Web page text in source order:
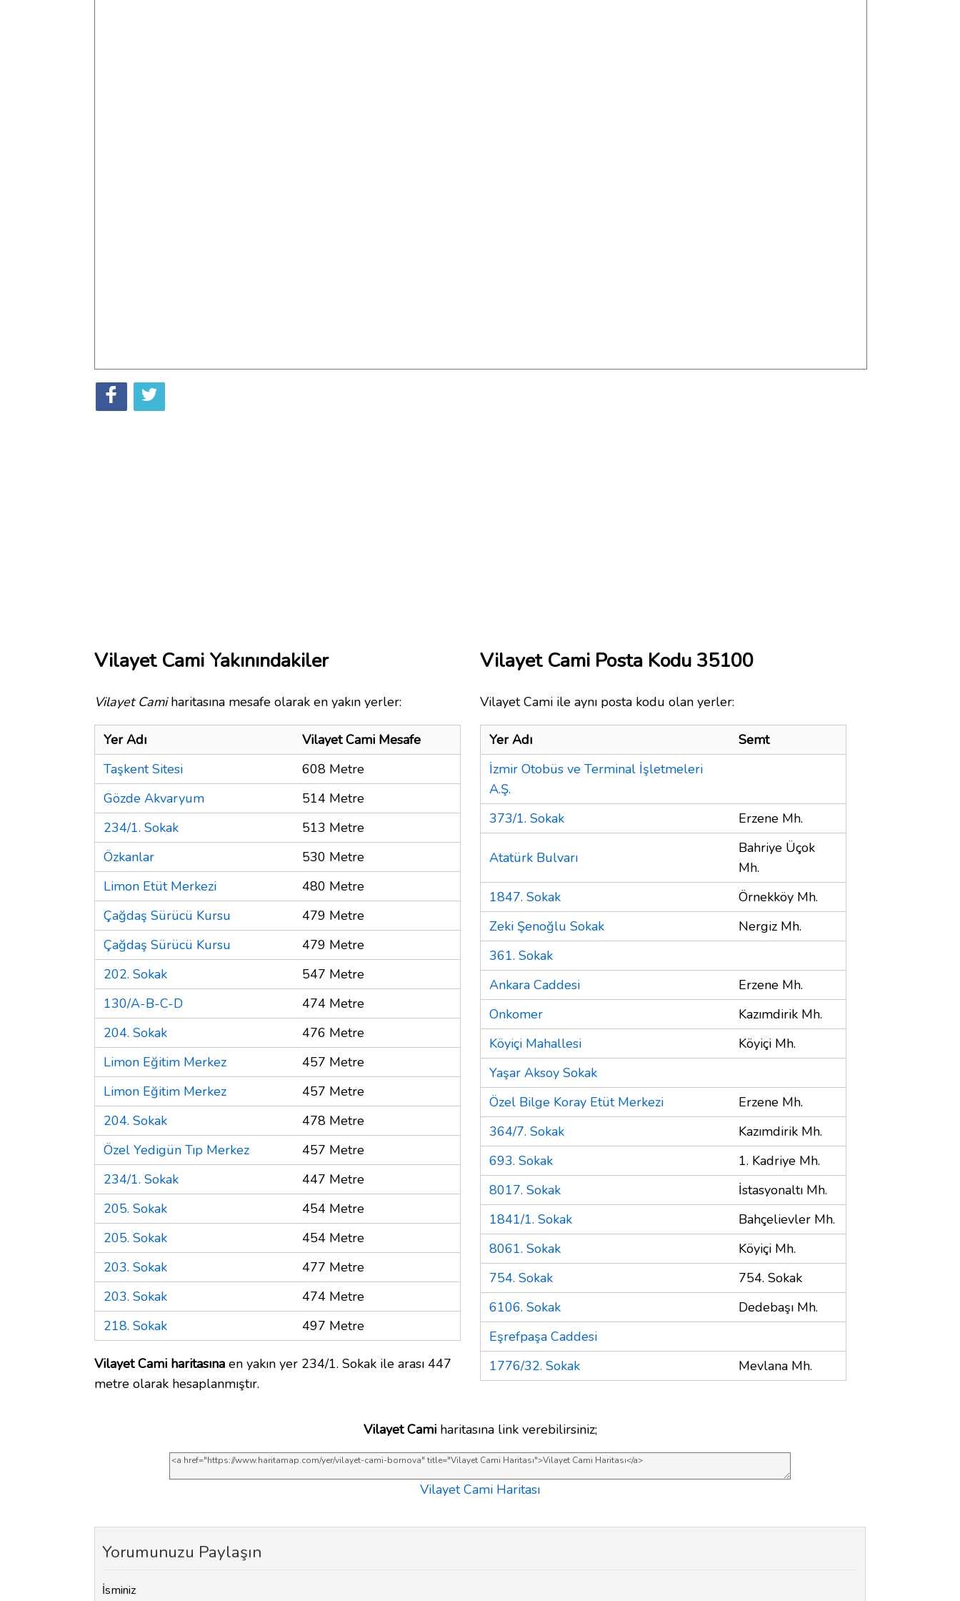
Vilayet Cami Yakınındakiler
Vilayet Camiharitasına mesafe olarak en yakın yerler:
Yer Adı
Vilayet Cami Mesafe
Taşkent Sitesi
608 Metre
Gözde Akvaryum
514 Metre
234/1. Sokak
513 Metre
Özkanlar
530 Metre
Limon Etüt Merkezi
480 Metre
Çağdaş Sürücü Kursu
479 Metre
Çağdaş Sürücü Kursu
479 Metre
202. Sokak
547 Metre
130/A-B-C-D
474 Metre
204. Sokak
476 Metre
Limon Eğitim Merkez
457 Metre
Limon Eğitim Merkez
457 Metre
204. Sokak
478 Metre
Özel Yedigün Tıp Merkez
457 Metre
234/1. Sokak
447 Metre
205. Sokak
454 Metre
205. Sokak
454 Metre
203. Sokak
477 Metre
203. Sokak
474 Metre
218. Sokak
497 Metre
Vilayet Cami haritasına en yakın yer 234/1. Sokak ile arası 447
metre olarak hesaplanmıştır.
Vilayet Cami Posta Kodu 35100
Vilayet Cami ile aynı posta kodu olan yerler:
Yer Adı
Semt
İzmir Otobüs ve Terminal İşletmeleri
A.Ş.
373/1. Sokak
Erzene Mh.
Atatürk Bulvarı
Bahriye Üçok
Mh.
1847. Sokak
Örnekköy Mh.
Zeki Şenoğlu Sokak
Nergiz Mh.
361. Sokak
Ankara Caddesi
Erzene Mh.
Onkomer
Kazımdirik Mh.
Köyiçi Mahallesi
Köyiçi Mh.
Yaşar Aksoy Sokak
Özel Bilge Koray Etüt Merkezi
Erzene Mh.
364/7. Sokak
Kazımdirik Mh.
693. Sokak
1. Kadriye Mh.
8017. Sokak
İstasyonaltı Mh.
1841/1. Sokak
Bahçelievler Mh.
8061. Sokak
Köyiçi Mh.
754. Sokak
754. Sokak
6106. Sokak
Dedebaşı Mh.
Eşrefpaşa Caddesi
1776/32. Sokak
Mevlana Mh.
Vilayet Camiharitasına link verebilirsiniz;
Vilayet Cami Haritası
Yorumunuzu Paylaşın
İsminiz